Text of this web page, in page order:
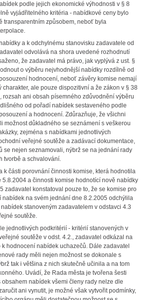
podle jejich ekonomické výhodnosti v § 8
vyjádřitelného kritéria - nabídkové ceny bylo
transparentním způsobem, neboť byla
a k odchylnému stanovisku zadavatele od
odvolává na shora uvedené rozhodnutí
že zadavatel má právo, jak vyplývá z ust. §
o výběru nejvhodnější nabídky rozdílně od
hodnocení, neboť závěry komise nemají
charakter, ale pouze dispozitivní a že zákon v § 38
rozsah ani obsah písemného zdůvodnění výběru
od pořadí nabídek sestaveného podle
a hodnocení. Zdůrazňuje, že všichni
možnost důkladného se seznámení s veškerou
zejména s nabídkami jednotlivých
veřejné soutěže a zadávací dokumentace,
se nejen seznamovali, nýbrž se na jednání rady
tvorbě a schvalování.
k části porovnání činnosti komise, která hodnotila
a činnosti komise hodnotící nově nabídky
zadavatel konstatoval pouze to, že se komise pro
na svém jednání dne 8.2.2005 odchýlila
stanoveným zadavatelem v odstavci 4.3
soutěže.
jednotlivých podkritérií - kritérií stanovených v
soutěže v odst. 4.2., zadavatel odkázal na
hodnocení nabídek uchazečů. Dále zadavatel
rady měli nejen možnost se dokonale s
tak i většina z nich skutečně učinila a na tom
Uvádí, že Rada města je tvořena šesti
nabídek všemi členy rady nelze dle
ani vynutit, je možné však vytvořit podmínky,